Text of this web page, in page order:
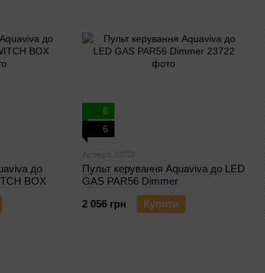
до
BOX
6
6
Артикул: 23722
Пульт керування Aquaviva до LED
GAS PAR56 Dimmer
2 056 грн
Купити